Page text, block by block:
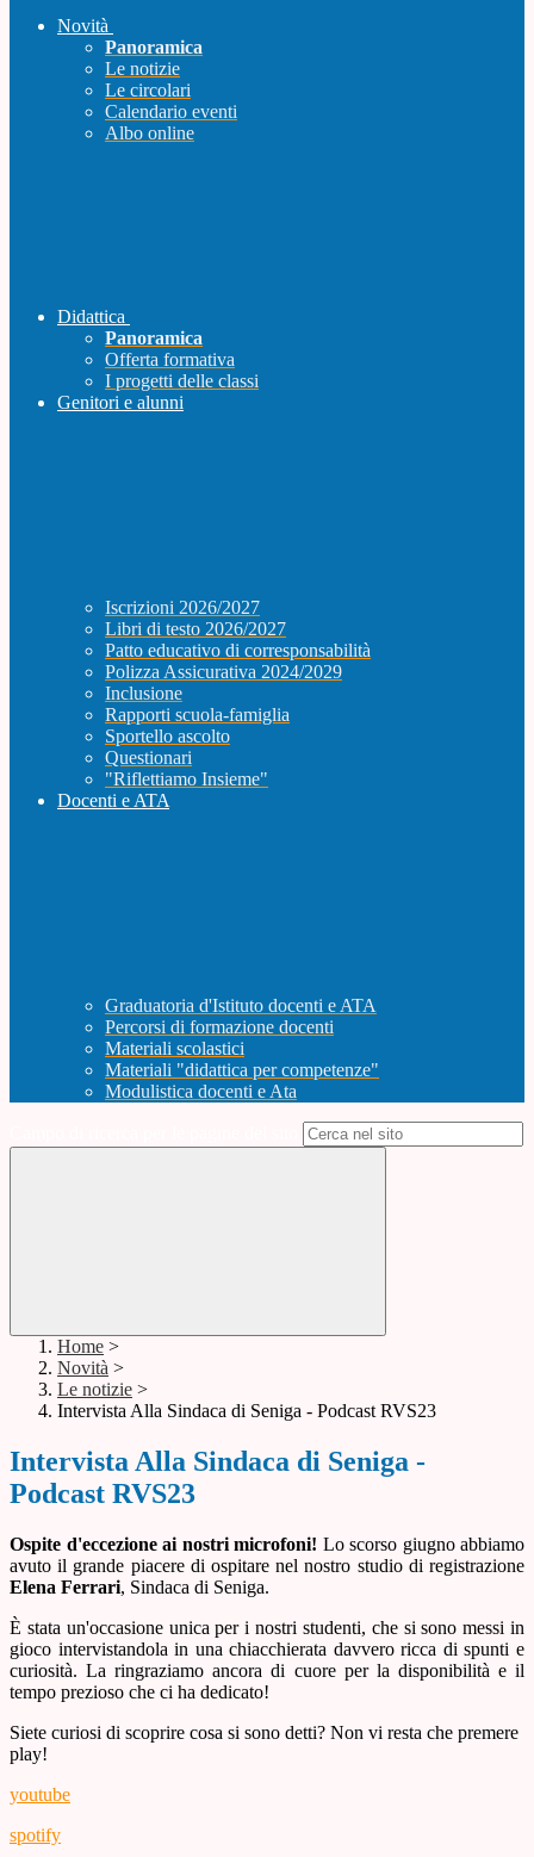
Novità
Panoramica
Le notizie
Le circolari
Calendario eventi
Albo online
Didattica
Panoramica
Offerta formativa
I progetti delle classi
Genitori e alunni
Iscrizioni 2026/2027
Libri di testo 2026/2027
Patto educativo di corresponsabilità
Polizza Assicurativa 2024/2029
Inclusione
Rapporti scuola-famiglia
Sportello ascolto
Questionari
"Riflettiamo Insieme"
Docenti e ATA
Graduatoria d'Istituto docenti e ATA
Percorsi di formazione docenti
Materiali scolastici
Materiali "didattica per competenze"
Modulistica docenti e Ata
Home >
Novità >
Le notizie >
Intervista Alla Sindaca di Seniga - Podcast RVS23
Intervista Alla Sindaca di Seniga -
Podcast RVS23
Ospite d'eccezione ai nostri microfoni! Lo scorso giugno abbiamo
avuto il grande piacere di ospitare nel nostro studio di registrazione
Elena Ferrari, Sindaca di Seniga.
È stata un'occasione unica per i nostri studenti, che si sono messi in
gioco intervistandola in una chiacchierata davvero ricca di spunti e
curiosità. La ringraziamo ancora di cuore per la disponibilità e il
tempo prezioso che ci ha dedicato!
Siete curiosi di scoprire cosa si sono detti? Non vi resta che premere
play!
youtube
spotify